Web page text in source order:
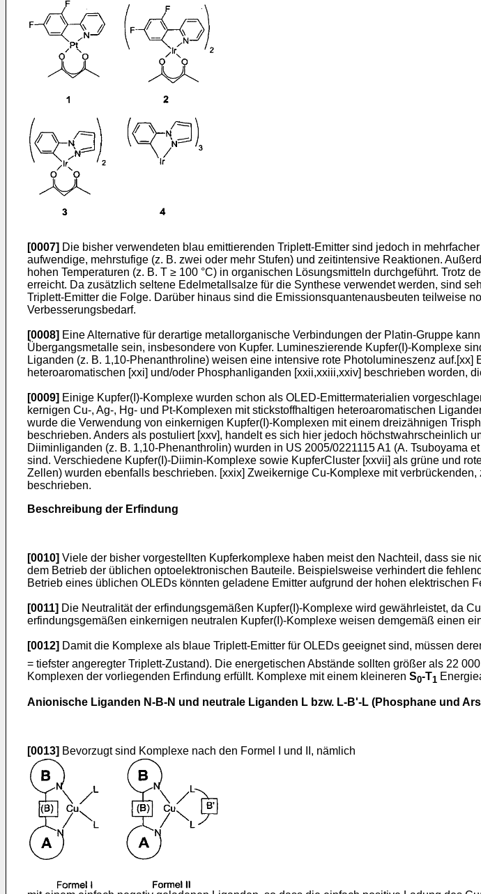
[0007] Die bisher verwendeten blau emittierenden Triplett-Emitter sind jedoch in
aufwendige, mehrstufige (z. B. zwei oder mehr Stufen) und zeitintensive Reaktionen.
hohen Temperaturen (z. B. T ≥ 100 °C) in organischen Lösungsmitteln durchgeführt.
erreicht. Da zusätzlich seltene Edelmetallsalze für die Synthese verwendet werden, sind
Triplett-Emitter die Folge. Darüber hinaus sind die Emissionsquantenausbeuten teilweise
Verbesserungsbedarf.
[0008] Eine Alternative für derartige metallorganische Verbindungen der Platin-Gruppe
Übergangsmetalle sein, insbesondere von Kupfer. Lumineszierende Kupfer(I)-Komplexe
Liganden (z. B. 1,10-Phenanthroline) weisen eine intensive rote Photolumineszenz
heteroaromatischen [xxi] und/oder Phosphanliganden [xxii,xxiii,xxiv] beschrieben worden,
[0009] Einige Kupfer(I)-Komplexe wurden schon als OLED-Emittermaterialien
kernigen Cu-, Ag-, Hg- und Pt-Komplexen mit stickstoffhaltigen heteroaromatischen
wurde die Verwendung von einkernigen Kupfer(I)-Komplexen mit einem dreizähnigen
beschrieben. Anders als postuliert [xxv], handelt es sich hier jedoch
Diiminliganden (z. B. 1,10-Phenanthrolin) wurden in US 2005/0221115 A1 (A. Tsuboyama
sind. Verschiedene Kupfer(I)-Diimin-Komplexe sowie KupferCluster [xxvii] als grüne und
Zellen) wurden ebenfalls beschrieben. [xxix] Zweikernige Cu-Komplexe mit
beschrieben.
Beschreibung der Erfindung
[0010] Viele der bisher vorgestellten Kupferkomplexe haben meist den Nachteil, dass sie
dem Betrieb der üblichen optoelektronischen Bauteile. Beispielsweise verhindert die
Betrieb eines üblichen OLEDs könnten geladene Emitter aufgrund der hohen elektrischen
[0011] Die Neutralität der erfindungsgemäßen Kupfer(I)-Komplexe wird gewährleistet, da
erfindungsgemäßen einkernigen neutralen Kupfer(I)-Komplexe weisen demgemäß einen
[0012] Damit die Komplexe als blaue Triplett-Emitter für OLEDs geeignet sind, müssen
= tiefster angeregter Triplett-Zustand). Die energetischen Abstände sollten größer als 22
Komplexen der vorliegenden Erfindung erfüllt. Komplexe mit einem kleineren S0-T1
Anionische Liganden N-B-N und neutrale Liganden L bzw. L-B'-L (Phosphane und
[0013] Bevorzugt sind Komplexe nach den Formel I und II, nämlich